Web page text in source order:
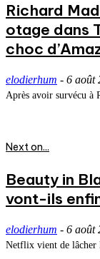
Richard
otage dans
choc
elodierhum - 6 août
Après avoir survécu à
Next on...
Beauty in
vont-ils
elodierhum - 6 août
Netflix vient de lâcher